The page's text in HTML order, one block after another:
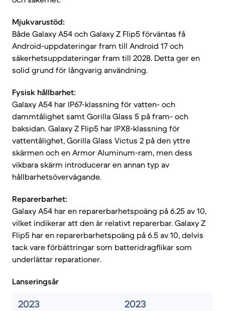
Mjukvarustöd:
Både Galaxy A54 och Galaxy Z Flip5 förväntas få
Android-uppdateringar fram till Android 17 och
säkerhetsuppdateringar fram till 2028. Detta ger en
solid grund för långvarig användning.
Fysisk hållbarhet:
Galaxy A54 har IP67-klassning för vatten- och
dammtålighet samt Gorilla Glass 5 på fram- och
baksidan. Galaxy Z Flip5 har IPX8-klassning för
vattentålighet, Gorilla Glass Victus 2 på den yttre
skärmen och en Armor Aluminum-ram, men dess
vikbara skärm introducerar en annan typ av
hållbarhetsövervägande.
Reparerbarhet:
Galaxy A54 har en reparerbarhetspoäng på 6.25 av 10,
vilket indikerar att den är relativt reparerbar. Galaxy Z
Flip5 har en reparerbarhetspoäng på 6.5 av 10, delvis
tack vare förbättringar som batteridragflikar som
underlättar reparationer.
Lanseringsår
2023 2023